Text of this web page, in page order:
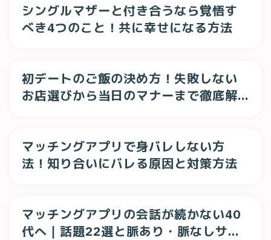
シングルマザーと付き合うなら覚悟す
べき4つのこと！共に幸せになる方法
初デートのご飯の決め方！失敗しない
お店選びから当日のマナーまで徹底解
マッチングアプリで身バレしない方
法！知り合いにバレる原因と対策方法
マッチングアプリの会話が続かない40
代へ｜話題22選と脈あり・脈なしサイ